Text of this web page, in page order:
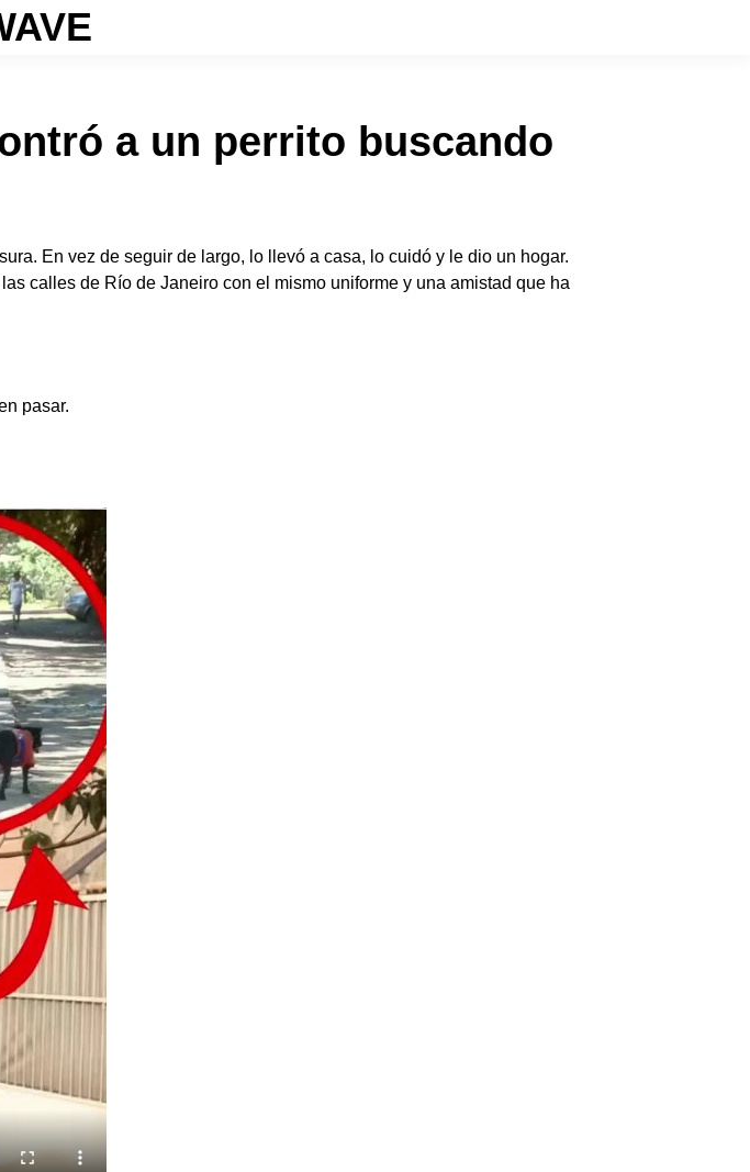
a un perrito buscando
En vez de seguir de largo, lo llevó a casa, lo cuidó y le dio un hogar.
calles de Río de Janeiro con el mismo uniforme y una amistad que ha
pasar.